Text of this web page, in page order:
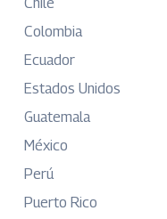
Colombia
Ecuador
Estados Unidos
Guatemala
México
Perú
Puerto Rico